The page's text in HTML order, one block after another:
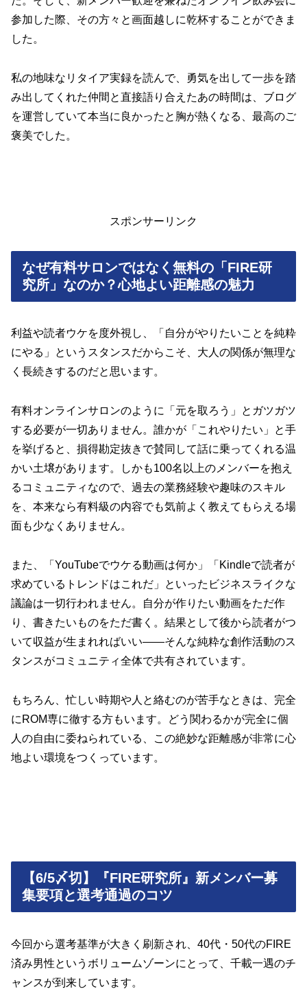
参加した際、その方々と画面越しに乾杯することができま
した。
私の地味なリタイア実録を読んで、勇気を出して一歩を踏
み出してくれた仲間と直接語り合えたあの時間は、ブログ
を運営していて本当に良かったと胸が熱くなる、最高のご
褒美でした。
スポンサーリンク
なぜ有料サロンではなく無料の「FIRE研
究所」なのか？心地よい距離感の魅力
利益や読者ウケを度外視し、「自分がやりたいことを純粋
にやる」というスタンスだからこそ、大人の関係が無理な
く長続きするのだと思います。
有料オンラインサロンのように「元を取ろう」とガツガツ
する必要が一切ありません。誰かが「これやりたい」と手
を挙げると、損得勘定抜きで賛同して話に乗ってくれる温
かい土壌があります。しかも100名以上のメンバーを抱え
るコミュニティなので、過去の業務経験や趣味のスキル
を、本来なら有料級の内容でも気前よく教えてもらえる場
面も少なくありません。
また、「YouTubeでウケる動画は何か」「Kindleで読者が
求めているトレンドはこれだ」といったビジネスライクな
議論は一切行われません。自分が作りたい動画をただ作
り、書きたいものをただ書く。結果として後から読者がつ
いて収益が生まれればいい——そんな純粋な創作活動のス
タンスがコミュニティ全体で共有されています。
もちろん、忙しい時期や人と絡むのが苦手なときは、完全
にROM専に徹する方もいます。どう関わるかが完全に個
人の自由に委ねられている、この絶妙な距離感が非常に心
地よい環境をつくっています。
【6/5〆切】『FIRE研究所』新メンバー募
集要項と選考通過のコツ
今回から選考基準が大きく刷新され、40代・50代のFIRE
済み男性というボリュームゾーンにとって、千載一遇のチ
ャンスが到来しています。